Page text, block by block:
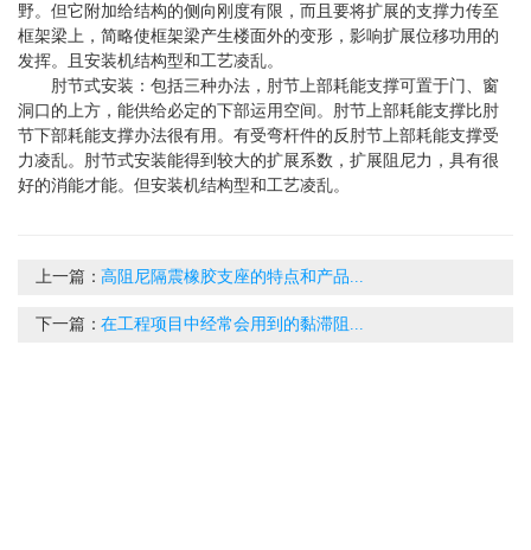
野。但它附加给结构的侧向刚度有限，而且要将扩展的支撑力传至
框架梁上，简略使框架梁产生楼面外的变形，影响扩展位移功用的
发挥。且安装机结构型和工艺凌乱。
肘节式安装：包括三种办法，肘节上部耗能支撑可置于门、窗
洞口的上方，能供给必定的下部运用空间。肘节上部耗能支撑比肘
节下部耗能支撑办法很有用。有受弯杆件的反肘节上部耗能支撑受
力凌乱。肘节式安装能得到较大的扩展系数，扩展阻尼力，具有很
好的消能才能。但安装机结构型和工艺凌乱。
上一篇：高阻尼隔震橡胶支座的特点和产品...
下一篇：在工程项目中经常会用到的黏滞阻...